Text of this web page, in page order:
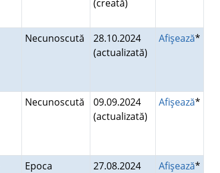
(creată)
Necunoscută
28.10.2024
(actualizată)
Afişează*
Necunoscută
09.09.2024
(actualizată)
Afişează*
Epoca
27.08.2024
Afişează*